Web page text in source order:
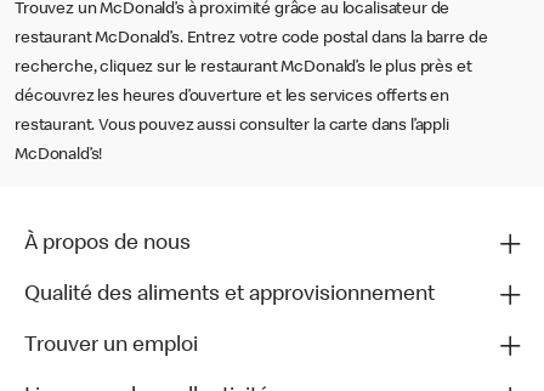
Trouvez un McDonald’s à proximité grâce au localisateur de
restaurant McDonald’s. Entrez votre code postal dans la barre de
recherche, cliquez sur le restaurant McDonald’s le plus près et
découvrez les heures d’ouverture et les services offerts en
restaurant. Vous pouvez aussi consulter la carte dans l’appli
McDonald’s!
À propos de nous
Qualité des aliments et approvisionnement
Trouver un emploi